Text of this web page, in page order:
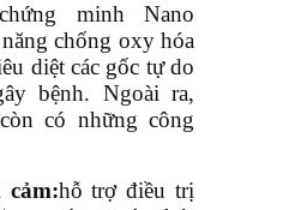
minh Nano
chống oxy hóa
diệt các gốc tự do
bệnh. Ngoài ra,
có những công
cảm:hỗ trợ điều trị